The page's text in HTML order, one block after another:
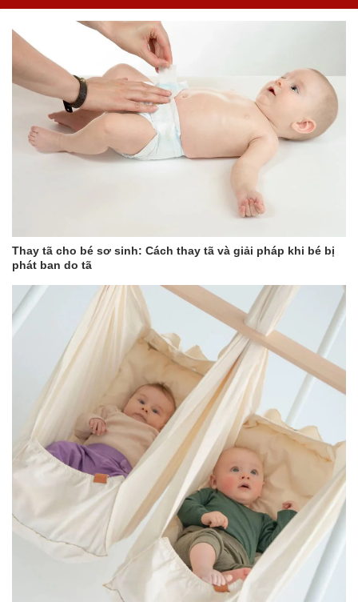
HƯỚNG DẪN SỬ DỤNG
- Bôi hàng ngày chống hăm: Bôi kem trực tiếp lên các vùng da
nhạy cảm (các khu vực da bị tiếp xúc thường xuyên với tã bỉm).
Xoa đều và mát-xa nhẹ nhàng. Nên bôi thường xuyên trước và
sau mỗi lần thay tã bỉm hoặc sau khi Bé đi vệ sinh.
- Trường hợp bé bị hăm, cần bôi một lớp kem dày hơn và bôi
nhắc lại thường xuyên trong ngày.
*** Tất cả sản phẩm của Shop Bé Con đều là hàng chính
hãng 100%, đảm bảo chất lượng. Có đầy đủ giấy Bảo hành
chính hãng ***
** Tham quan Fanpage của Shop tại đây:
https://www.facebook.com/beconmall
https://www.facebook.com/dososinh.shopbecon/
Nhắn tin cho shop để được báo giá tốt và theo dõi các chương
trình khuyến mãi siêu hot nhé!
Thay tã cho bé sơ sinh: Cách thay tã và giải pháp khi bé bị
phát ban do tã